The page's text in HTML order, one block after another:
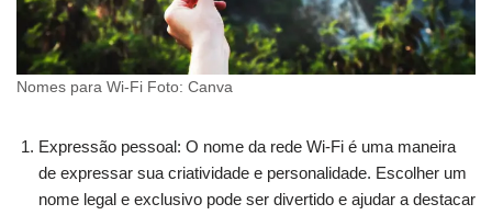
Nomes para Wi-Fi Foto: Canva
Expressão pessoal: O nome da rede Wi-Fi é uma maneira
de expressar sua criatividade e personalidade. Escolher um
nome legal e exclusivo pode ser divertido e ajudar a destacar